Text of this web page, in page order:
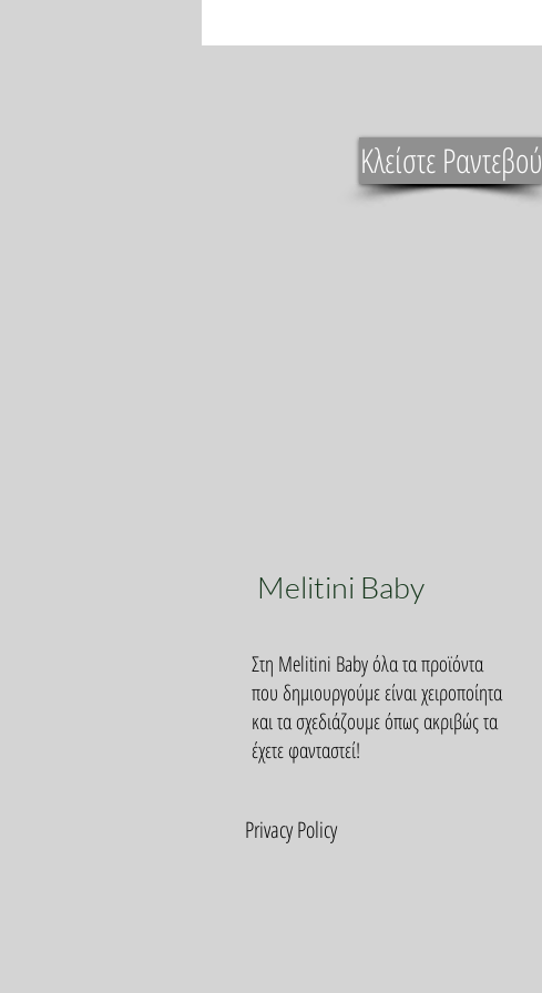
Κλείστε Ραντεβού
Melitini Baby
Στη Melitini Baby όλα τα προϊόντα
που δημιουργούμε είναι χειροποίητα
και τα σχεδιάζουμε όπως ακριβώς τα
έχετε φανταστεί!
Privacy Policy